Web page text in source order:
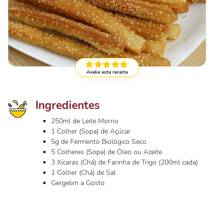
Avalie esta receita
Ingredientes
250ml de Leite Morno
1 Colher (Sopa) de Açúcar
5g de Fermento Biológico Seco
5 Colheres (Sopa) de Óleo ou Azeite
3 Xícaras (Chá) de Farinha de Trigo (200ml cada)
1 Colher (Chá) de Sal
Gergelim a Gosto